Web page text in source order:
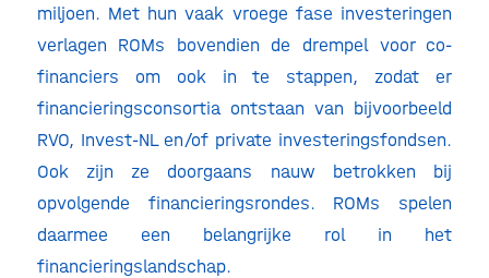
miljoen. Met hun vaak vroege fase investeringen
verlagen ROMs bovendien de drempel voor co-
financiers om ook in te stappen, zodat er
financieringsconsortia ontstaan van bijvoorbeeld
RVO, Invest-NL en/of private investeringsfondsen.
Ook zijn ze doorgaans nauw betrokken bij
opvolgende financieringsrondes. ROMs spelen
daarmee een belangrijke rol in het
financieringslandschap.